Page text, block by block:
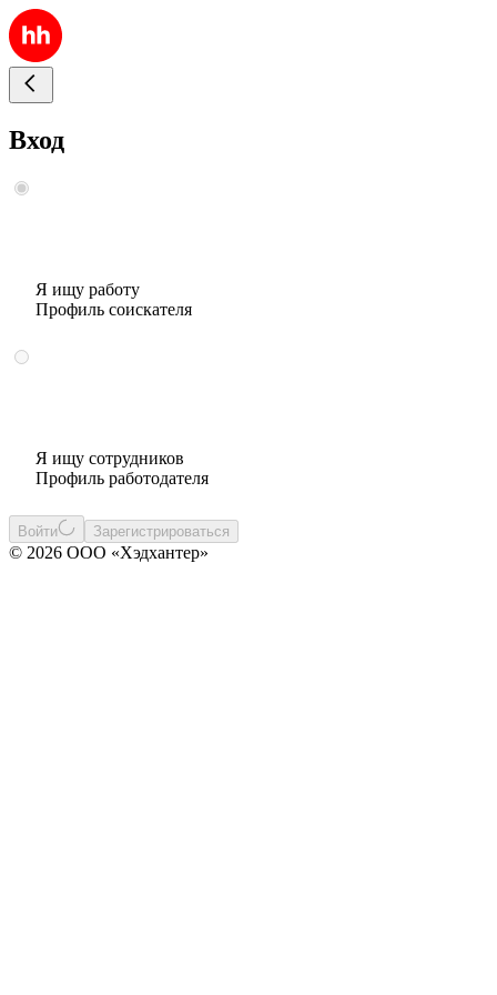
Вход
Я ищу работу
Профиль соискателя
Я ищу сотрудников
Профиль работодателя
Войти Зарегистрироваться
© 2026 ООО «Хэдхантер»